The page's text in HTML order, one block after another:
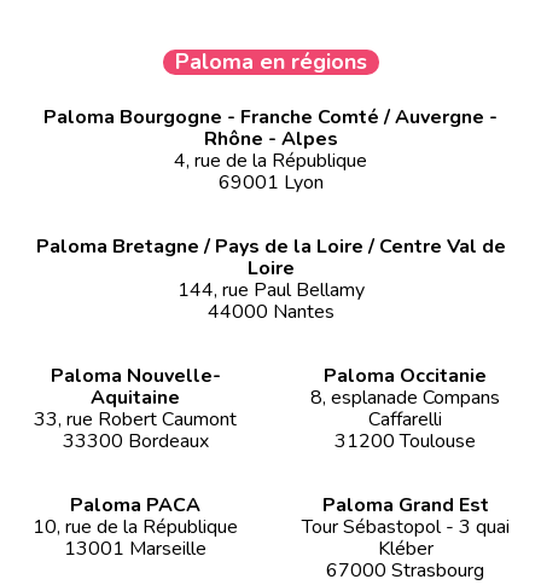
Paloma en régions
Paloma Bourgogne - Franche Comté / Auvergne -
Rhône - Alpes
4, rue de la République
69001 Lyon
Paloma Bretagne / Pays de la Loire / Centre Val de
Loire
144, rue Paul Bellamy
44000 Nantes
Paloma Nouvelle-
Aquitaine
33, rue Robert Caumont
33300 Bordeaux
Paloma Occitanie
8, esplanade Compans
Caffarelli
31200 Toulouse
Paloma PACA
10, rue de la République
13001 Marseille
Paloma Grand Est
Tour Sébastopol - 3 quai
Kléber
67000 Strasbourg